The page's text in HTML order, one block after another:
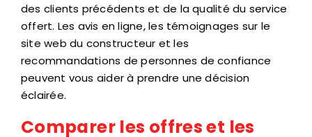
des clients précédents et de la qualité du service
offert. Les avis en ligne, les témoignages sur le
site web du constructeur et les
recommandations de personnes de confiance
peuvent vous aider à prendre une décision
éclairée.
Comparer les offres et les